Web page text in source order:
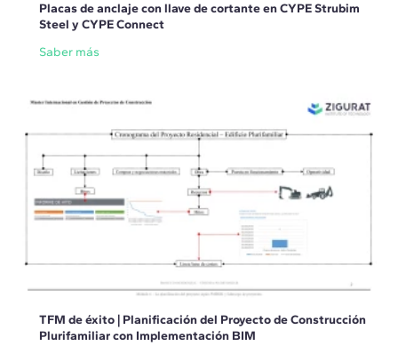
Placas de anclaje con llave de cortante en CYPE Strubim
Steel y CYPE Connect
Saber más
TFM de éxito | Planificación del Proyecto de Construcción
Plurifamiliar con Implementación BIM